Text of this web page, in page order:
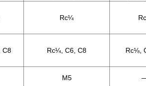
Rc¼
C8 Rc¼, C6, C8 Rc⅛,
M5